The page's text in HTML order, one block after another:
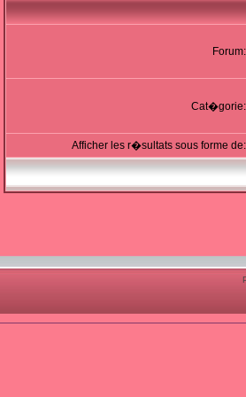
Forum:
Cat�gorie:
Afficher les r�sultats sous forme de: